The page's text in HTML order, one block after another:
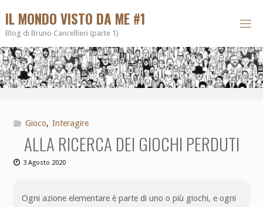
IL MONDO VISTO DA ME #1
Blog di Bruno Cancellieri (parte 1)
Gioco, Interagire
ALLA RICERCA DEI GIOCHI PERDUTI
3 Agosto 2020
Ogni azione elementare è parte di uno o più giochi, e ogni